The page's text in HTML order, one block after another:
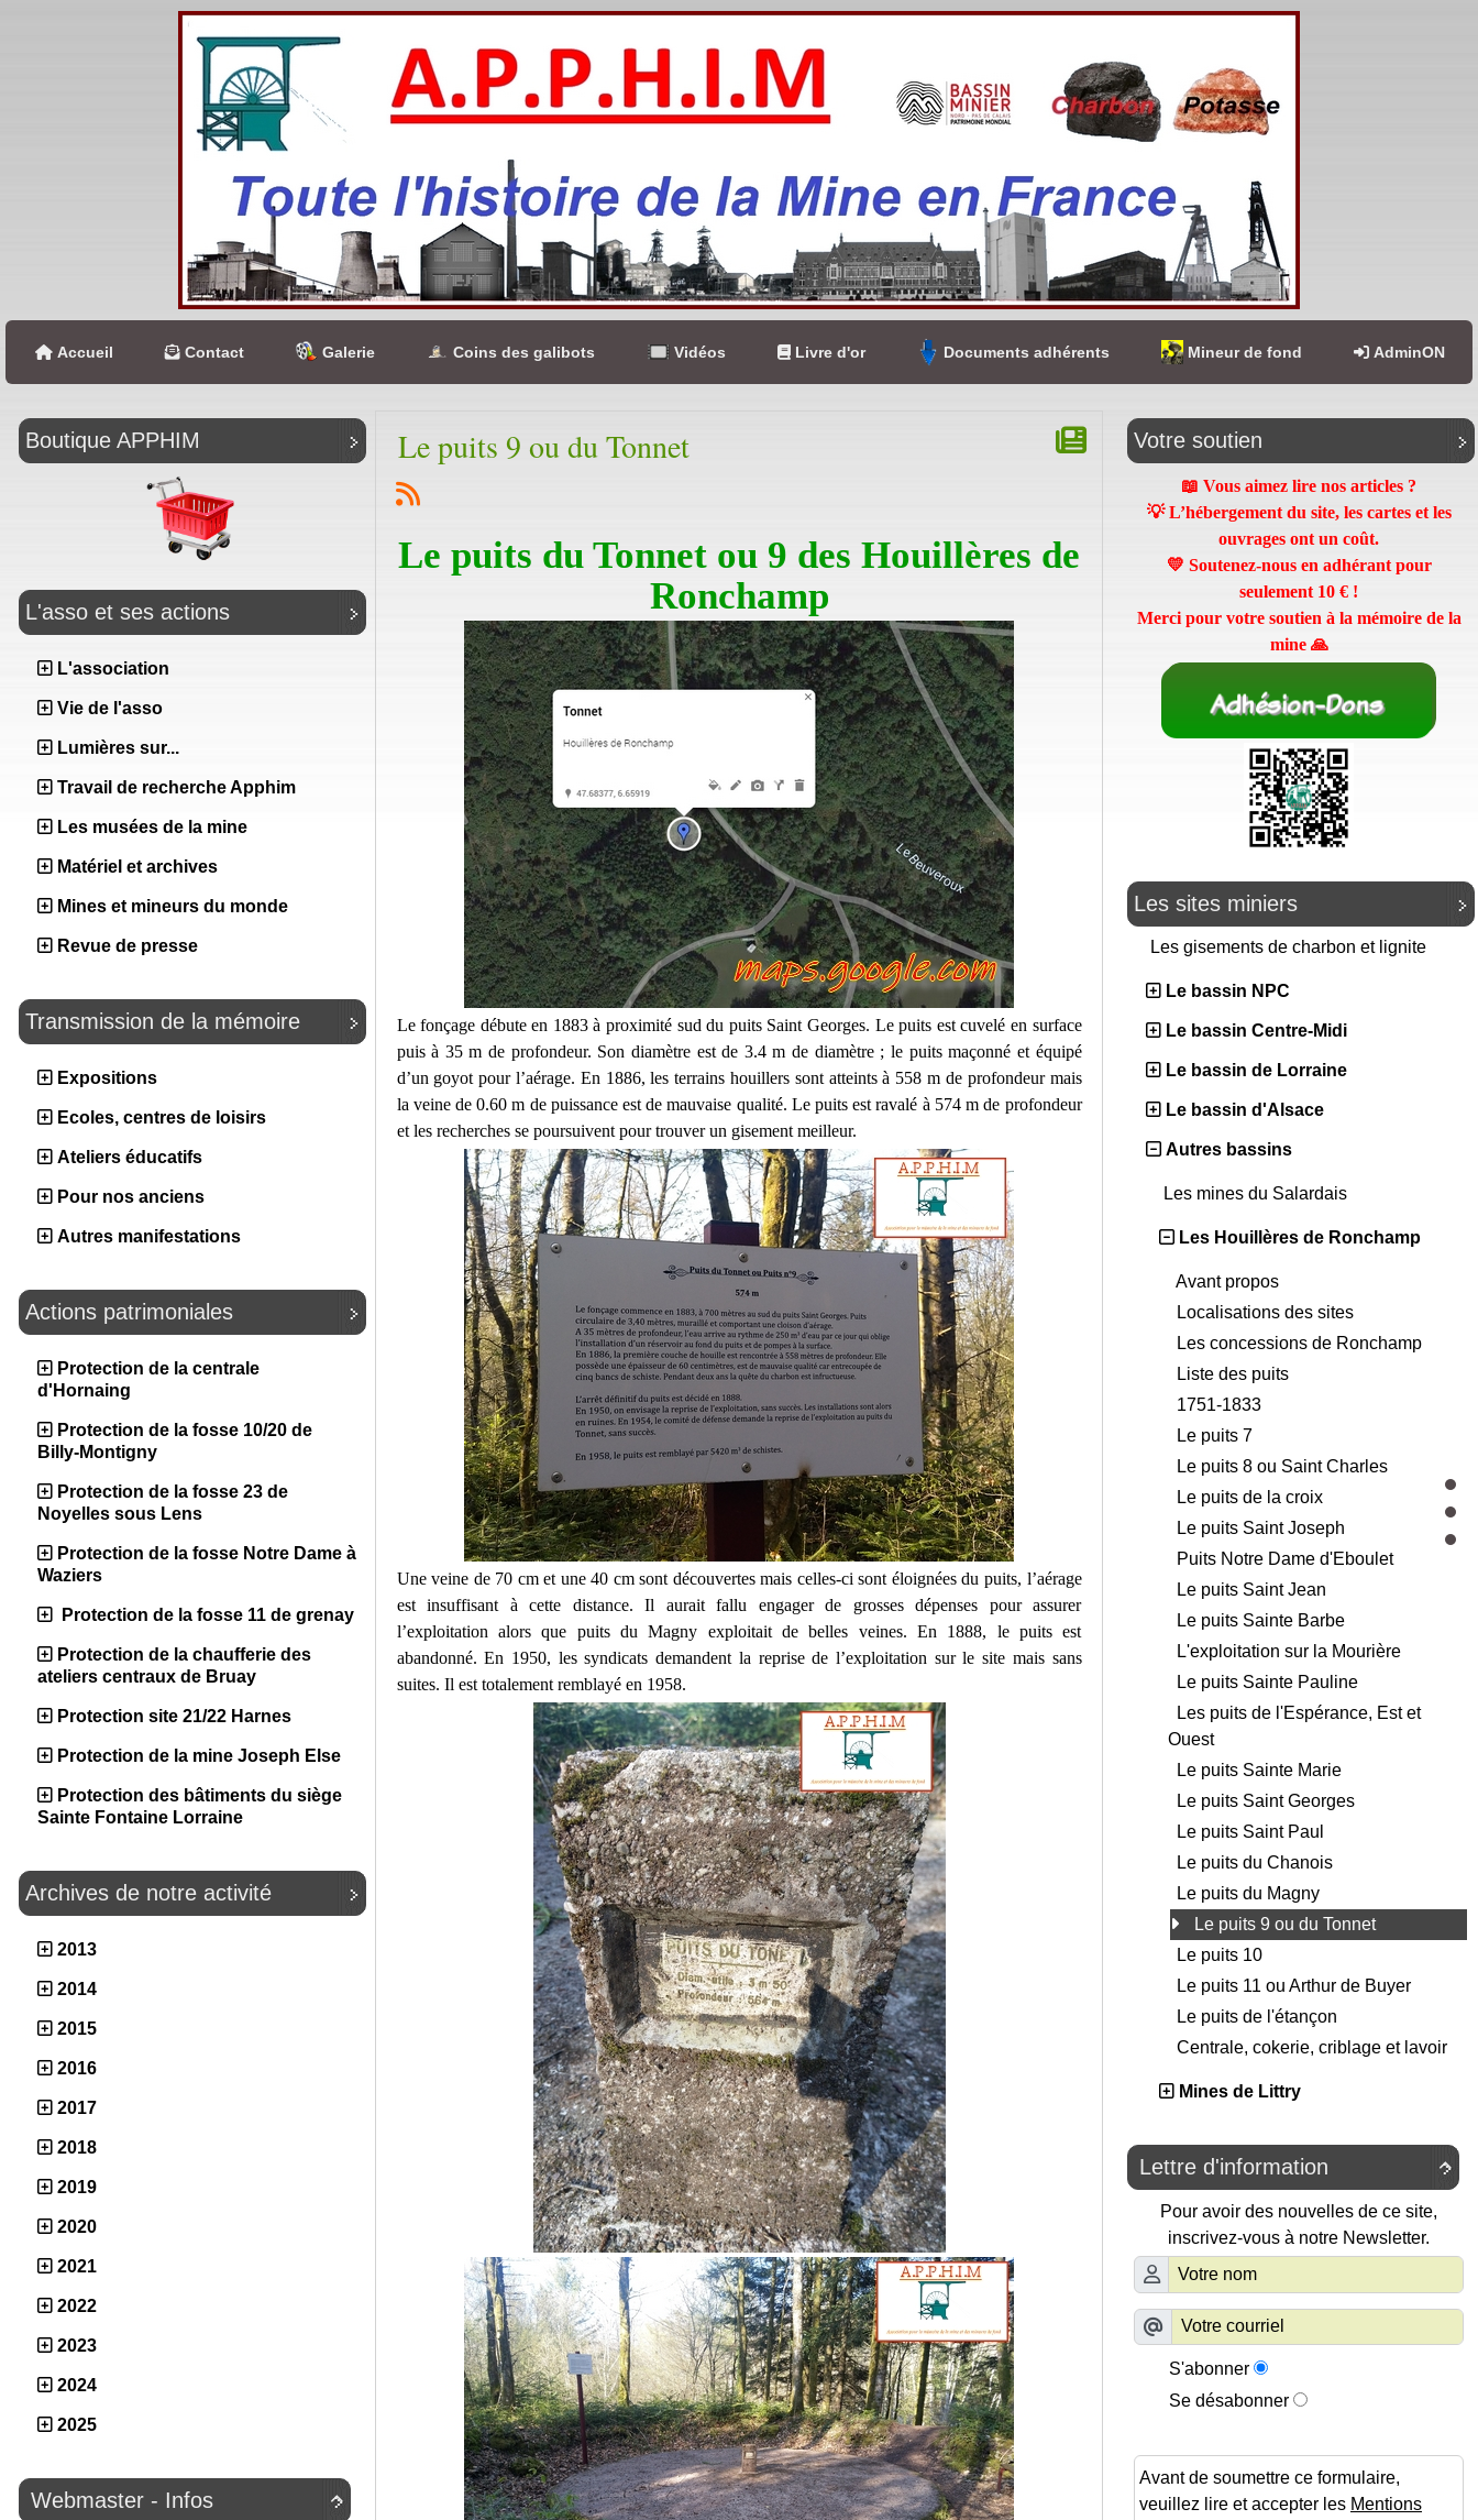
Accueil Contact Galerie Coins des galibots Vidéos Livre d'or Documents adhérents Mineur de fond AdminON
Boutique APPHIM
L'asso et ses actions
L'association
Vie de l'asso
Lumières sur...
Travail de recherche Apphim
Les musées de la mine
Matériel et archives
Mines et mineurs du monde
Revue de presse
Transmission de la mémoire
Expositions
Ecoles, centres de loisirs
Ateliers éducatifs
Pour nos anciens
Autres manifestations
Actions patrimoniales
Protection de la centrale
d'Hornaing
Protection de la fosse 10/20 de
Billy-Montigny
Protection de la fosse 23 de
Noyelles sous Lens
Protection de la fosse Notre Dame à
Waziers
Protection de la fosse 11 de grenay
Protection de la chaufferie des
ateliers centraux de Bruay
Protection site 21/22 Harnes
Protection de la mine Joseph Else
Protection des bâtiments du siège
Sainte Fontaine Lorraine
Archives de notre activité
2013
2014
2015
2016
2017
2018
2019
2020
2021
2022
2023
2024
2025

Webmaster - Infos
Le puits 9 ou du Tonnet
Le puits du Tonnet ou 9 des Houillères de
Ronchamp
Le fonçage débute en 1883 à proximité sud du puits Saint Georges. Le puits est cuvelé en surface
puis à 35 m de profondeur. Son diamètre est de 3.4 m de diamètre ; le puits maçonné et équipé
d’un goyot pour l’aérage. En 1886, les terrains houillers sont atteints à 558 m de profondeur mais
la veine de 0.60 m de puissance est de mauvaise qualité. Le puits est ravalé à 574 m de profondeur
et les recherches se poursuivent pour trouver un gisement meilleur.
Une veine de 70 cm et une 40 cm sont découvertes mais celles-ci sont éloignées du puits, l’aérage
est insuffisant à cette distance. Il aurait fallu engager de grosses dépenses pour assurer
l’exploitation alors que puits du Magny exploitait de belles veines. En 1888, le puits est
abandonné. En 1950, les syndicats demandent la reprise de l’exploitation sur le site mais sans
suites. Il est totalement remblayé en 1958.
Votre soutien
📖 Vous aimez lire nos articles ?
💡 L’hébergement du site, les cartes et les
ouvrages ont un coût.
💛 Soutenez-nous en adhérant pour
seulement 10 € !
Merci pour votre soutien à la mémoire de la
mine 🙏
Les sites miniers
Les gisements de charbon et lignite
Le bassin NPC
Le bassin Centre-Midi
Le bassin de Lorraine
Le bassin d'Alsace
Autres bassins
Les mines du Salardais
Les Houillères de Ronchamp
Avant propos
Localisations des sites
Les concessions de Ronchamp
Liste des puits
1751-1833
Le puits 7
Le puits 8 ou Saint Charles
Le puits de la croix
Le puits Saint Joseph
Puits Notre Dame d'Eboulet
Le puits Saint Jean
Le puits Sainte Barbe
L'exploitation sur la Mourière
Le puits Sainte Pauline
Les puits de l'Espérance, Est et
Ouest
Le puits Sainte Marie
Le puits Saint Georges
Le puits Saint Paul
Le puits du Chanois
Le puits du Magny
Le puits 9 ou du Tonnet
Le puits 10
Le puits 11 ou Arthur de Buyer
Le puits de l'étançon
Centrale, cokerie, criblage et lavoir
Mines de Littry

Lettre d'information
Pour avoir des nouvelles de ce site,
inscrivez-vous à notre Newsletter.
S'abonner
Se désabonner
Avant de soumettre ce formulaire,
veuillez lire et accepter les Mentions